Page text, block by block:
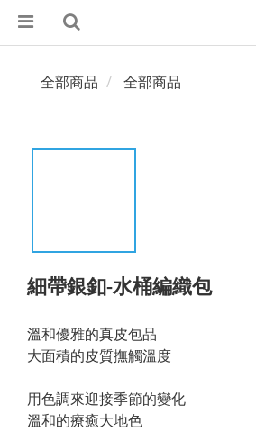
全部商品 全部商品
細帶銀釦-水桶編織包
溫和優雅的真皮包品
大面積的皮質撫觸溫度
用色調來迎接季節的變化
溫和的療癒大地色